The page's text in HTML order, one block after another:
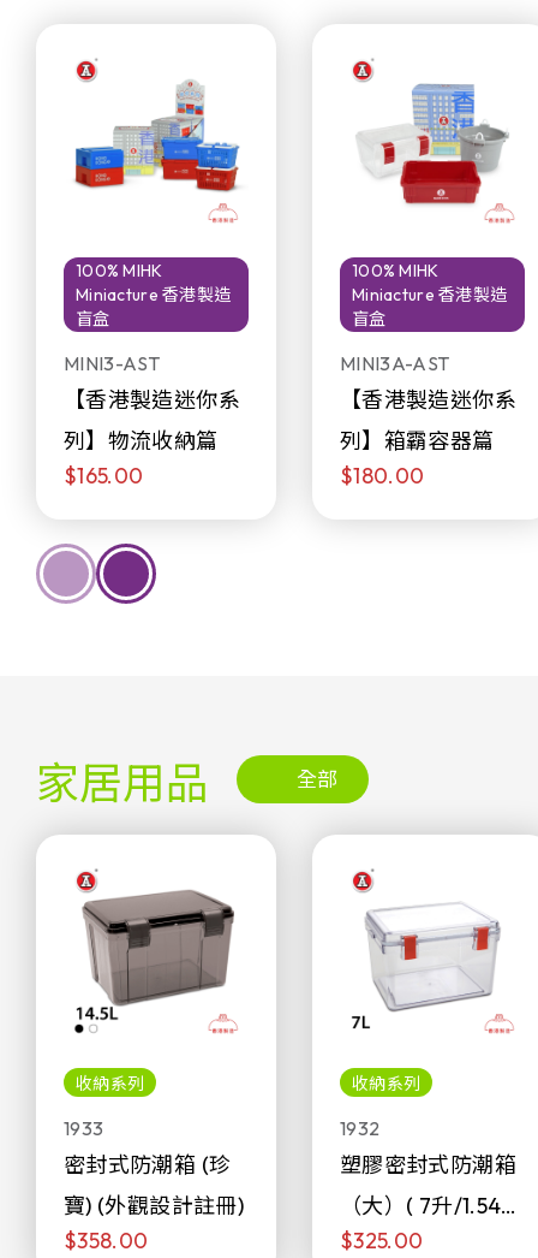
100% MIHK
Miniacture 香港製造
盲盒
MINI3-AST
【香港製造迷你系
列】物流收納篇
$165.00
100% MIHK
Miniacture 香港製造
盲盒
MINI3A-AST
【香港製造迷你系
列】箱霸容器篇
$180.00
家居用品 全部
收納系列
1933
密封式防潮箱 (珍
寶) (外觀設計註冊)
$358.00
收納系列
1932
塑膠密封式防潮箱
（大）( 7升/1.54加
侖)
$325.00